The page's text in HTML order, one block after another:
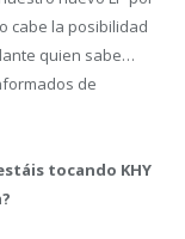
cabe la posibilidad
quien sabe…
de
tocando KHY